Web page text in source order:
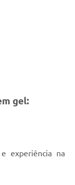
gel:
experiência na